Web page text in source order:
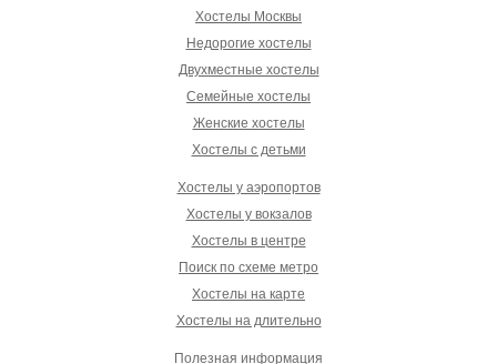
Хостелы Москвы
Недорогие хостелы
Двухместные хостелы
Семейные хостелы
Женские хостелы
Хостелы с детьми
Хостелы у аэропортов
Хостелы у вокзалов
Хостелы в центре
Поиск по схеме метро
Хостелы на карте
Хостелы на длительно
Полезная информация